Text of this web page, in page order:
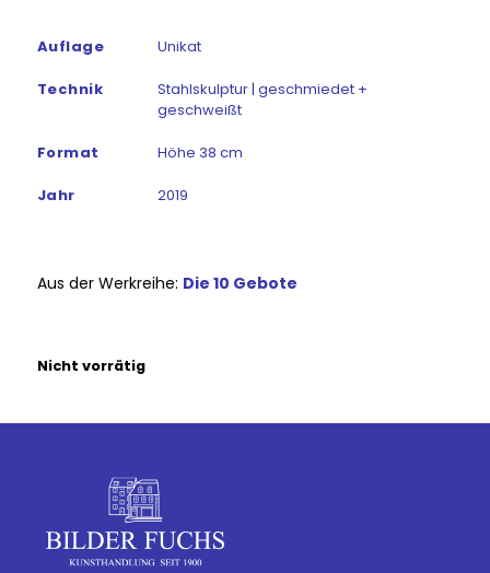
Auflage Unikat
Technik
Stahlskulptur | geschmiedet +
geschweißt
Format Höhe 38 cm
Jahr 2019
Aus der Werkreihe: Die 10 Gebote
Nicht vorrätig